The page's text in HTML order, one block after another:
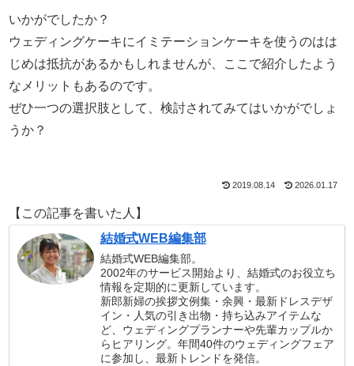
いかがでしたか？
ウェディングケーキにイミテーションケーキを使うのはは
じめは抵抗があるかもしれませんが、ここで紹介したよう
なメリットもあるのです。
ぜひ一つの選択肢として、検討されてみてはいかがでしょ
うか？
2019.08.14 2026.01.17
【この記事を書いた人】
結婚式WEB編集部
結婚式WEB編集部。
2002年のサービス開始より、結婚式のお役立ち
情報を定期的に更新しています。
新郎新婦の挨拶文例集・余興・最新ドレスデザ
イン・人気の引き出物・持ち込みアイテムな
ど、ウェディングプランナーや先輩カップルか
らヒアリング。年間40件のウェディングフェア
に参加し、最新トレンドを発信。